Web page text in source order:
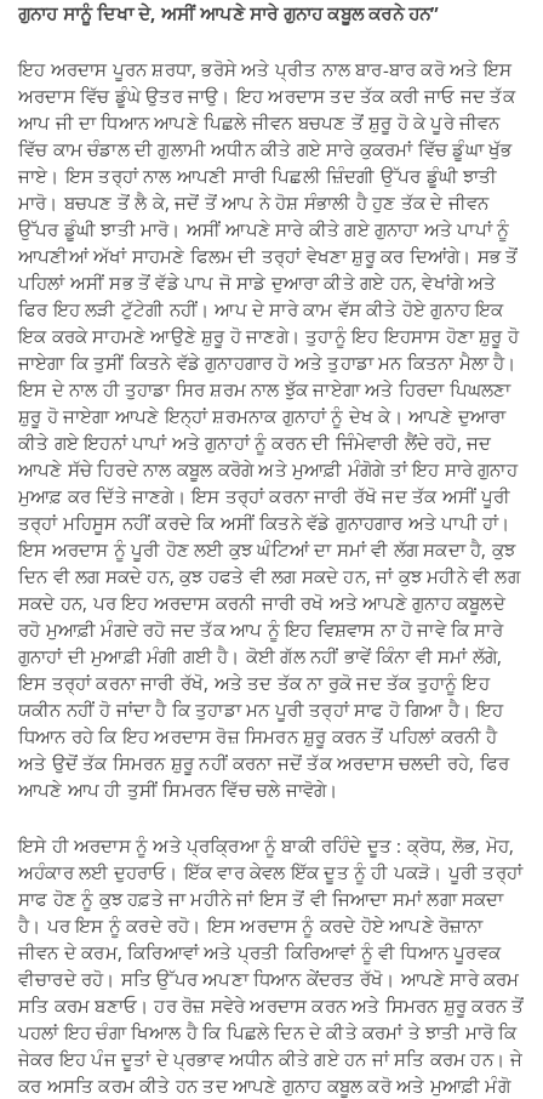
ਗੁਨਾਹ ਸਾਨੂੰ ਦਿਖਾ ਦੇ, ਅਸੀਂ ਆਪਣੇ ਸਾਰੇ ਗੁਨਾਹ ਕਬੂਲ ਕਰਨੇ ਹਨ”
ਇਹ ਅਰਦਾਸ ਪੂਰਨ ਸ਼ਰਧਾ, ਭਰੋਸੇ ਅਤੇ ਪ੍ਰੀਤ ਨਾਲ ਬਾਰ-ਬਾਰ ਕਰੋ ਅਤੇ ਇਸ
ਅਰਦਾਸ ਵਿੱਚ ਡੂੰਘੇ ਉਤਰ ਜਾਉ। ਇਹ ਅਰਦਾਸ ਤਦ ਤੱਕ ਕਰੀ ਜਾਓ ਜਦ ਤੱਕ
ਆਪ ਜੀ ਦਾ ਧਿਆਨ ਆਪਣੇ ਪਿਛਲੇ ਜੀਵਨ ਬਚਪਣ ਤੋਂ ਸ਼ੁਰੂ ਹੋ ਕੇ ਪੂਰੇ ਜੀਵਨ
ਵਿੱਚ ਕਾਮ ਚੰਡਾਲ ਦੀ ਗੁਲਾਮੀ ਅਧੀਨ ਕੀਤੇ ਗਏ ਸਾਰੇ ਕੁਕਰਮਾਂ ਵਿੱਚ ਡੂੰਘਾ ਖੁੱਭ
ਜਾਏ। ਇਸ ਤਰ੍ਹਾਂ ਨਾਲ ਆਪਣੀ ਸਾਰੀ ਪਿਛਲੀ ਜ਼ਿੰਦਗੀ ਉੱਪਰ ਡੂੰਘੀ ਝਾਤੀ
ਮਾਰੋ। ਬਚਪਣ ਤੋਂ ਲੈ ਕੇ, ਜਦੋਂ ਤੋਂ ਆਪ ਨੇ ਹੋਸ਼ ਸੰਭਾਲੀ ਹੈ ਹੁਣ ਤੱਕ ਦੇ ਜੀਵਨ
ਉੱਪਰ ਡੂੰਘੀ ਝਾਤੀ ਮਾਰੋ। ਅਸੀਂ ਆਪਣੇ ਸਾਰੇ ਕੀਤੇ ਗਏ ਗੁਨਾਹਾ ਅਤੇ ਪਾਪਾਂ ਨੂੰ
ਆਪਣੀਆਂ ਅੱਖਾਂ ਸਾਹਮਣੇ ਫਿਲਮ ਦੀ ਤਰ੍ਹਾਂ ਵੇਖਣਾ ਸ਼ੁਰੂ ਕਰ ਦਿਆਂਗੇ। ਸਭ ਤੋਂ
ਪਹਿਲਾਂ ਅਸੀਂ ਸਭ ਤੋਂ ਵੱਡੇ ਪਾਪ ਜੋ ਸਾਡੇ ਦੁਆਰਾ ਕੀਤੇ ਗਏ ਹਨ, ਵੇਖਾਂਗੇ ਅਤੇ
ਫਿਰ ਇਹ ਲੜੀ ਟੁੱਟੇਗੀ ਨਹੀਂ। ਆਪ ਦੇ ਸਾਰੇ ਕਾਮ ਵੱਸ ਕੀਤੇ ਹੋਏ ਗੁਨਾਹ ਇਕ
ਇਕ ਕਰਕੇ ਸਾਹਮਣੇ ਆਉਣੇ ਸ਼ੁਰੂ ਹੋ ਜਾਣਗੇ। ਤੁਹਾਨੂੰ ਇਹ ਇਹਸਾਸ ਹੋਣਾ ਸ਼ੁਰੂ ਹੋ
ਜਾਏਗਾ ਕਿ ਤੁਸੀਂ ਕਿਤਨੇ ਵੱਡੇ ਗੁਨਾਹਗਾਰ ਹੋ ਅਤੇ ਤੁਹਾਡਾ ਮਨ ਕਿਤਨਾ ਮੈਲਾ ਹੈ।
ਇਸ ਦੇ ਨਾਲ ਹੀ ਤੁਹਾਡਾ ਸਿਰ ਸ਼ਰਮ ਨਾਲ ਝੁੱਕ ਜਾਏਗਾ ਅਤੇ ਹਿਰਦਾ ਪਿਘਲਣਾ
ਸ਼ੁਰੂ ਹੋ ਜਾਏਗਾ ਆਪਣੇ ਇਨ੍ਹਾਂ ਸ਼ਰਮਨਾਕ ਗੁਨਾਹਾਂ ਨੂੰ ਦੇਖ ਕੇ। ਆਪਣੇ ਦੁਆਰਾ
ਕੀਤੇ ਗਏ ਇਹਨਾਂ ਪਾਪਾਂ ਅਤੇ ਗੁਨਾਹਾਂ ਨੂੰ ਕਰਨ ਦੀ ਜਿੰਮੇਵਾਰੀ ਲੈਂਦੇ ਰਹੋ, ਜਦ
ਆਪਣੇ ਸੱਚੇ ਹਿਰਦੇ ਨਾਲ ਕਬੂਲ ਕਰੋਗੇ ਅਤੇ ਮੁਆਫ਼ੀ ਮੰਗੋਗੇ ਤਾਂ ਇਹ ਸਾਰੇ ਗੁਨਾਹ
ਮੁਆਫ਼ ਕਰ ਦਿੱਤੇ ਜਾਣਗੇ। ਇਸ ਤਰ੍ਹਾਂ ਕਰਨਾ ਜਾਰੀ ਰੱਖੋ ਜਦ ਤੱਕ ਅਸੀਂ ਪੂਰੀ
ਤਰ੍ਹਾਂ ਮਹਿਸੂਸ ਨਹੀਂ ਕਰਦੇ ਕਿ ਅਸੀਂ ਕਿਤਨੇ ਵੱਡੇ ਗੁਨਾਹਗਾਰ ਅਤੇ ਪਾਪੀ ਹਾਂ।
ਇਸ ਅਰਦਾਸ ਨੂੰ ਪੂਰੀ ਹੋਣ ਲਈ ਕੁਝ ਘੰਟਿਆਂ ਦਾ ਸਮਾਂ ਵੀ ਲੱਗ ਸਕਦਾ ਹੈ, ਕੁਝ
ਦਿਨ ਵੀ ਲਗ ਸਕਦੇ ਹਨ, ਕੁਝ ਹਫਤੇ ਵੀ ਲਗ ਸਕਦੇ ਹਨ, ਜਾਂ ਕੁਝ ਮਹੀਨੇ ਵੀ ਲਗ
ਸਕਦੇ ਹਨ, ਪਰ ਇਹ ਅਰਦਾਸ ਕਰਨੀ ਜਾਰੀ ਰਖੋ ਅਤੇ ਆਪਣੇ ਗੁਨਾਹ ਕਬੂਲਦੇ
ਰਹੋ ਮੁਆਫ਼ੀ ਮੰਗਦੇ ਰਹੋ ਜਦ ਤੱਕ ਆਪ ਨੂੰ ਇਹ ਵਿਸ਼ਵਾਸ ਨਾ ਹੋ ਜਾਵੇ ਕਿ ਸਾਰੇ
ਗੁਨਾਹਾਂ ਦੀ ਮੁਆਫ਼ੀ ਮੰਗੀ ਗਈ ਹੈ। ਕੋਈ ਗੱਲ ਨਹੀਂ ਭਾਵੇਂ ਕਿੰਨਾ ਵੀ ਸਮਾਂ ਲੱਗੇ,
ਇਸ ਤਰ੍ਹਾਂ ਕਰਨਾ ਜਾਰੀ ਰੱਖੋ, ਅਤੇ ਤਦ ਤੱਕ ਨਾ ਰੁਕੋ ਜਦ ਤੱਕ ਤੁਹਾਨੂੰ ਇਹ
ਯਕੀਨ ਨਹੀਂ ਹੋ ਜਾਂਦਾ ਹੈ ਕਿ ਤੁਹਾਡਾ ਮਨ ਪੂਰੀ ਤਰ੍ਹਾਂ ਸਾਫ ਹੋ ਗਿਆ ਹੈ। ਇਹ
ਧਿਆਨ ਰਹੇ ਕਿ ਇਹ ਅਰਦਾਸ ਰੋਜ਼ ਸਿਮਰਨ ਸ਼ੁਰੂ ਕਰਨ ਤੋਂ ਪਹਿਲਾਂ ਕਰਨੀ ਹੈ
ਅਤੇ ਉਦੋਂ ਤੱਕ ਸਿਮਰਨ ਸ਼ੁਰੂ ਨਹੀਂ ਕਰਨਾ ਜਦੋਂ ਤੱਕ ਅਰਦਾਸ ਚਲਦੀ ਰਹੇ, ਫਿਰ
ਆਪਣੇ ਆਪ ਹੀ ਤੁਸੀਂ ਸਿਮਰਨ ਵਿੱਚ ਚਲੇ ਜਾਵੋਗੇ।
ਇਸੇ ਹੀ ਅਰਦਾਸ ਨੂੰ ਅਤੇ ਪ੍ਰਕ੍ਰਿਆ ਨੂੰ ਬਾਕੀ ਰਹਿੰਦੇ ਦੂਤ : ਕ੍ਰੋਧ, ਲੋਭ, ਮੋਹ,
ਅਹੰਕਾਰ ਲਈ ਦੁਹਰਾਓ। ਇੱਕ ਵਾਰ ਕੇਵਲ ਇੱਕ ਦੂਤ ਨੂੰ ਹੀ ਪਕੜੋ। ਪੂਰੀ ਤਰ੍ਹਾਂ
ਸਾਫ ਹੋਣ ਨੂੰ ਕੁਝ ਹਫ਼ਤੇ ਜਾ ਮਹੀਨੇ ਜਾਂ ਇਸ ਤੋਂ ਵੀ ਜਿਆਦਾ ਸਮਾਂ ਲਗਾ ਸਕਦਾ
ਹੈ। ਪਰ ਇਸ ਨੂੰ ਕਰਦੇ ਰਹੋ। ਇਸ ਅਰਦਾਸ ਨੂੰ ਕਰਦੇ ਹੋਏ ਆਪਣੇ ਰੋਜ਼ਾਨਾ
ਜੀਵਨ ਦੇ ਕਰਮ, ਕਿਰਿਆਵਾਂ ਅਤੇ ਪ੍ਰਤੀ ਕਿਰਿਆਵਾਂ ਨੂੰ ਵੀ ਧਿਆਨ ਪੂਰਵਕ
ਵੀਚਾਰਦੇ ਰਹੋ। ਸਤਿ ਉੱਪਰ ਅਪਣਾ ਧਿਆਨ ਕੇਂਦਰਤ ਰੱਖੋ। ਆਪਣੇ ਸਾਰੇ ਕਰਮ
ਸਤਿ ਕਰਮ ਬਣਾਓ। ਹਰ ਰੋਜ਼ ਸਵੇਰੇ ਅਰਦਾਸ ਕਰਨ ਅਤੇ ਸਿਮਰਨ ਸ਼ੁਰੂ ਕਰਨ ਤੋਂ
ਪਹਲਾਂ ਇਹ ਚੰਗਾ ਖਿਆਲ ਹੈ ਕਿ ਪਿਛਲੇ ਦਿਨ ਦੇ ਕੀਤੇ ਕਰਮਾਂ ਤੇ ਝਾਤੀ ਮਾਰੋ ਕਿ
ਜੇਕਰ ਇਹ ਪੰਜ ਦੂਤਾਂ ਦੇ ਪ੍ਰਭਾਵ ਅਧੀਨ ਕੀਤੇ ਗਏ ਹਨ ਜਾਂ ਸਤਿ ਕਰਮ ਹਨ। ਜੇ
ਕਰ ਅਸਤਿ ਕਰਮ ਕੀਤੇ ਹਨ ਤਦ ਆਪਣੇ ਗੁਨਾਹ ਕਬੂਲ ਕਰੋ ਅਤੇ ਮੁਆਫ਼ੀ ਮੰਗੋ